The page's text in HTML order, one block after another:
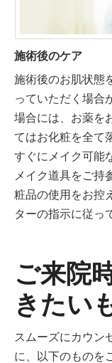
施術後のケア
施術後のお肌状態
っていただく場合
場合には、お薬を
てはお化粧を全て
すぐにメイク可能
メイク道具をご持
粧品の使用をお控
ターの指示に従っ
ご来院
きたい
スムーズにカウン
に、以下のものを